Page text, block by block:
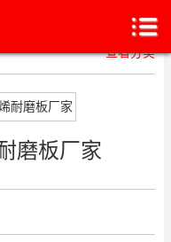
查看分类
磨板厂家